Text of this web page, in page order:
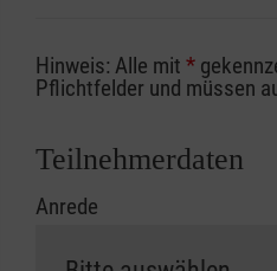
Sofern Sie ein
Ihrer
erfolgt eine
Hinweis: Alle mit *
Pflichtfelder und müssen
Teilnehmerdaten
Anrede